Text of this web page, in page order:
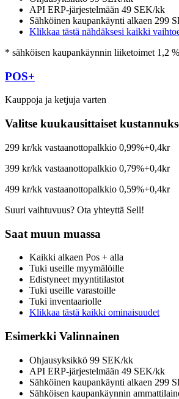
API ERP-järjestelmään 49 SEK/kk
Sähköinen kaupankäynti alkaen 299
Klikkaa tästä nähdäksesi kaikki
* sähköisen kaupankäynnin liiketoimet 1,2 %
POS+
Kauppoja ja ketjuja varten
Valitse kuukausittaiset
299 kr/kk vastaanottopalkkio 0,99%+0,4kr
399 kr/kk vastaanottopalkkio 0,79%+0,4kr
499 kr/kk vastaanottopalkkio 0,59%+0,4kr
Suuri vaihtuvuus? Ota yhteyttä Sell!
Saat muun muassa
Kaikki alkaen Pos + alla
Tuki useille myymälöille
Edistyneet myyntitilastot
Tuki useille varastoille
Tuki inventaariolle
Klikkaa tästä kaikki ominaisuudet
Esimerkki Valinnainen
Ohjausyksikkö 99 SEK/kk
API ERP-järjestelmään 49 SEK/kk
Sähköinen kaupankäynti alkaen 299
Sähköisen kaupankäynnin